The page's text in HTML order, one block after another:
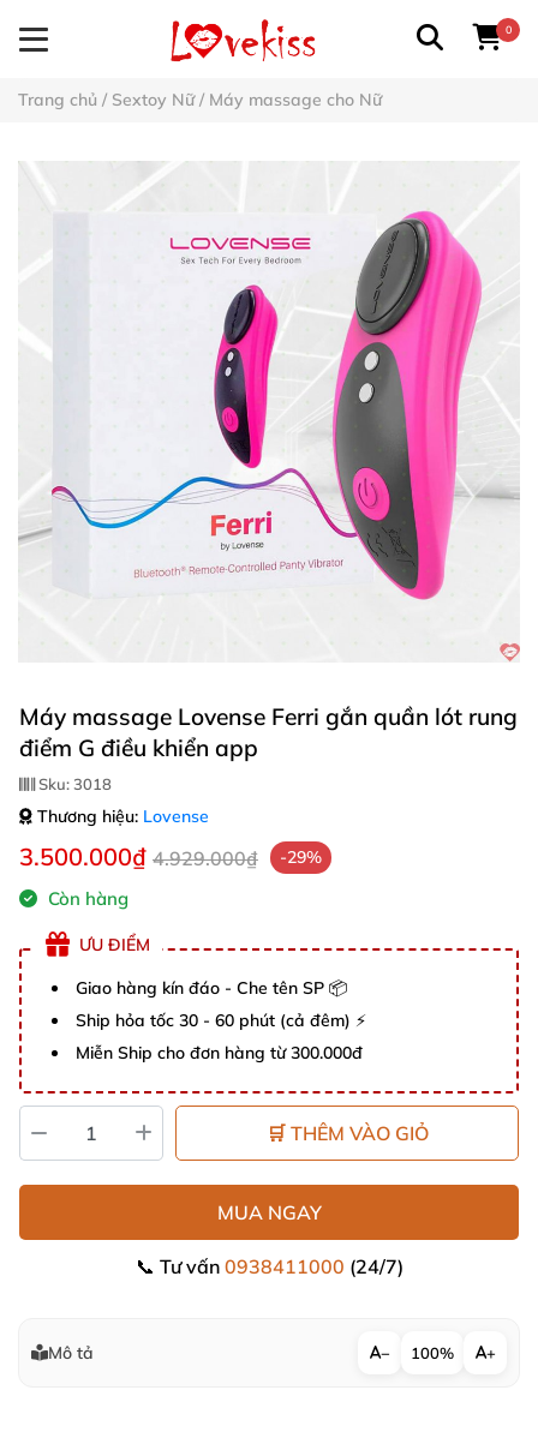
0
Trang chủ / Sextoy Nữ/ Máy massage cho Nữ
Máy massage Lovense Ferri gắn quần lót rung
điểm G điều khiển app
Sku:3018
Thương hiệu: Lovense
3.500.000₫ 4.929.000₫ -29%
Còn hàng
ƯU ĐIỂM
Giao hàng kín đáo - Che tên SP 📦
Ship hỏa tốc 30 - 60 phút (cả đêm) ⚡
Miễn Ship cho đơn hàng từ 300.000đ
🛒 THÊM VÀO GIỎ
MUA NGAY
📞 Tư vấn 0938411000 (24/7)
Mô tả − 100% +